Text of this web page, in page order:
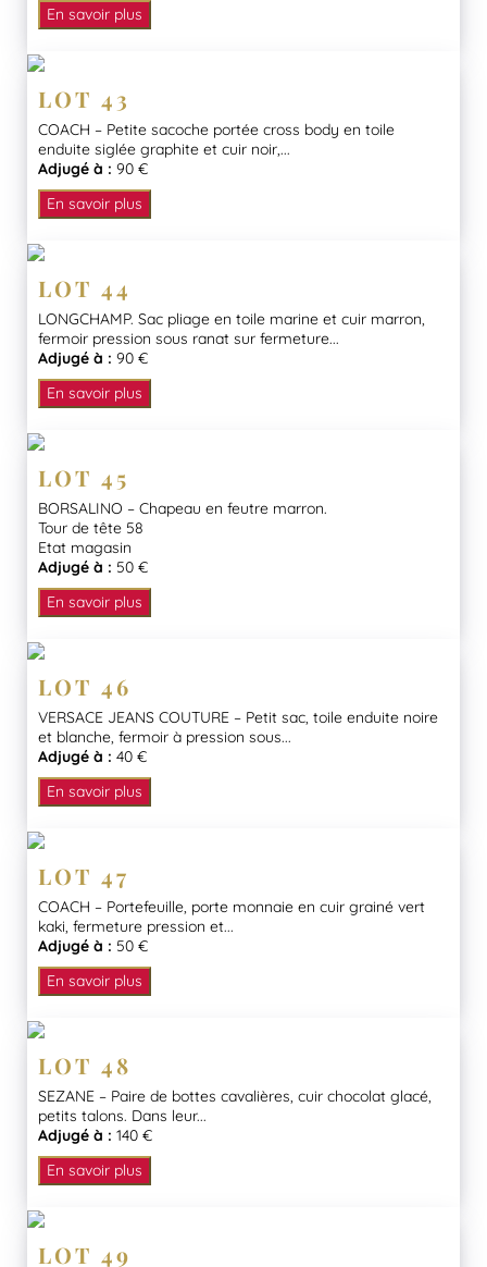
En savoir plus
LOT 43
COACH – Petite sacoche portée cross body en toile
enduite siglée graphite et cuir noir,...
Adjugé à : 90 €
En savoir plus
LOT 44
LONGCHAMP. Sac pliage en toile marine et cuir marron,
fermoir pression sous ranat sur fermeture...
Adjugé à : 90 €
En savoir plus
LOT 45
BORSALINO – Chapeau en feutre marron.
Tour de tête 58
Etat magasin
Adjugé à : 50 €
En savoir plus
LOT 46
VERSACE JEANS COUTURE – Petit sac, toile enduite noire
et blanche, fermoir à pression sous...
Adjugé à : 40 €
En savoir plus
LOT 47
COACH – Portefeuille, porte monnaie en cuir grainé vert
kaki, fermeture pression et...
Adjugé à : 50 €
En savoir plus
LOT 48
SEZANE – Paire de bottes cavalières, cuir chocolat glacé,
petits talons. Dans leur...
Adjugé à : 140 €
En savoir plus
LOT 49